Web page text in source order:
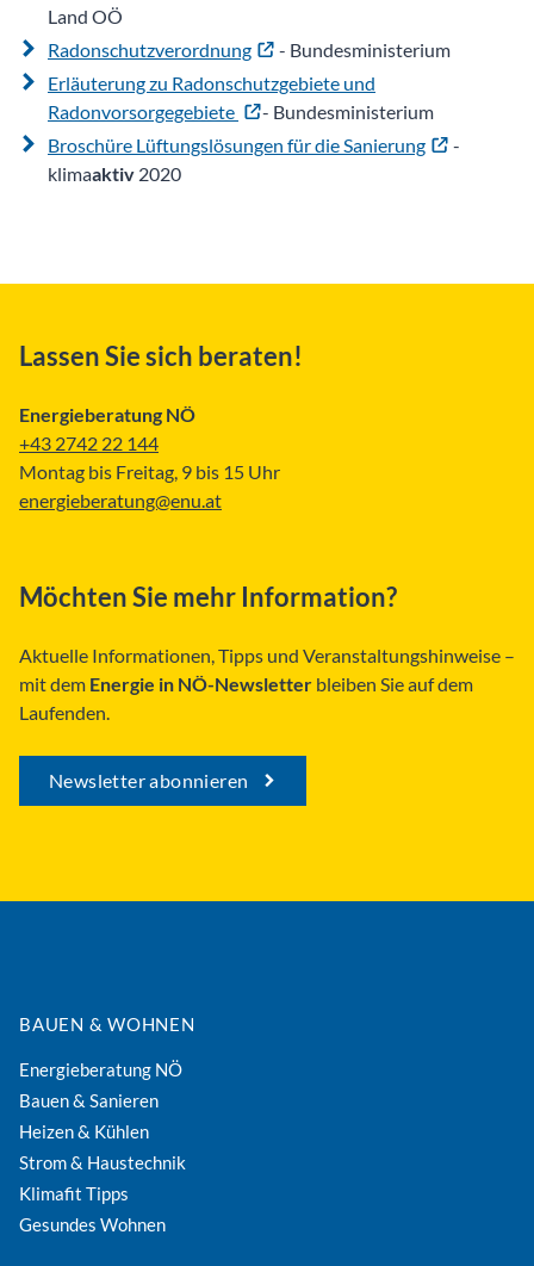
Land OÖ
Radonschutzverordnung
- Bundesministerium
Erläuterung zu Radonschutzgebiete und
Radonvorsorgegebiete
- Bundesministerium
Broschüre Lüftungslösungen für die Sanierung
-
klimaaktiv 2020
Lassen Sie sich beraten!
Energieberatung NÖ
+43 2742 22 144
Montag bis Freitag, 9 bis 15 Uhr
energieberatung@enu.at
Möchten Sie mehr Information?
Aktuelle Informationen, Tipps und Veranstaltungshinweise –
mit dem Energie in NÖ-Newsletter bleiben Sie auf dem
Laufenden.
Newsletter abonnieren
BAUEN & WOHNEN
Energieberatung NÖ
Bauen & Sanieren
Heizen & Kühlen
Strom & Haustechnik
Klimafit Tipps
Gesundes Wohnen